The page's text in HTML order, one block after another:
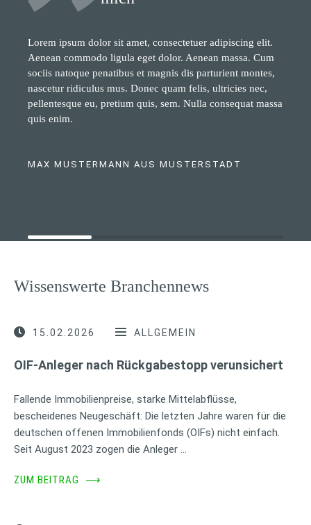
Lorem ipsum dolor sit amet, consectetuer adipiscing elit.
Aenean commodo ligula eget dolor. Aenean massa. Cum
sociis natoque penatibus et magnis dis parturient montes,
nascetur ridiculus mus. Donec quam felis, ultricies nec,
pellentesque eu, pretium quis, sem. Nulla consequat massa
quis enim.
MAX MUSTERMANN AUS MUSTERSTADT
Wissenswerte Branchennews
15.02.2026 ALLGEMEIN
OIF-Anleger nach Rückgabestopp verunsichert
Fallende Immobilienpreise, starke Mittelabflüsse,
bescheidenes Neugeschäft: Die letzten Jahre waren für die
deutschen offenen Immobilienfonds (OIFs) nicht einfach.
Seit August 2023 zogen die Anleger …
ZUM BEITRAG ⟶